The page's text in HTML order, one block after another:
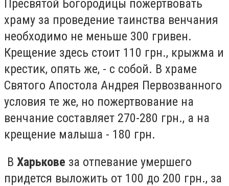
Пресвятой Богородицы пожертвовать
храму за проведение таинства венчания
необходимо не меньше 300 гривен.
Крещение здесь стоит 110 грн., крыжма и
крестик, опять же, - с собой. В храме
Святого Апостола Андрея Первозванного
условия те же, но пожертвование на
венчание составляет 270-280 грн., а на
крещение малыша - 180 грн.
В Харькове за отпевание умершего
придется выложить от 100 до 200 грн., за